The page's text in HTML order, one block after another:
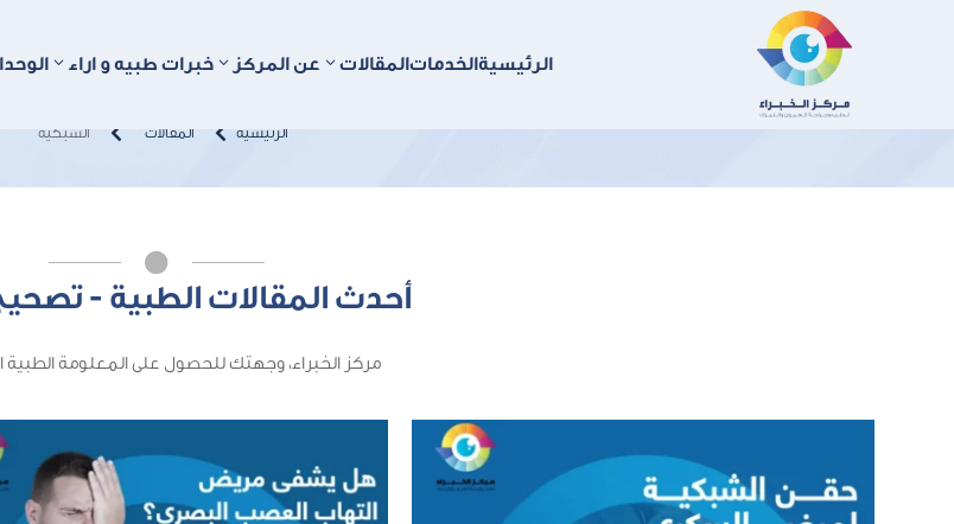
الرئيسيةالخدماتالمقالات عن المركز خبرات طبيه و اراء
الشبكية
الرئيسية  المقالات  الشبكية

أحدث المقالات الطبية -
مركز الخبراء، وجهتك للحصول على المعلومة الطبية